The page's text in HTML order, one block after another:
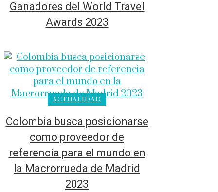
Ganadores del World Travel
Awards 2023
ACTUALIDAD
Colombia busca posicionarse
como proveedor de
referencia para el mundo en
la Macrorrueda de Madrid
2023